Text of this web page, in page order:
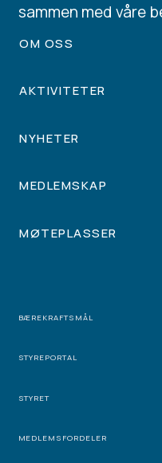
sammen med våre
OM OSS
AKTIVITETER
NYHETER
MEDLEMSKAP
MØTEPLASSER
BÆREKRAFTSMÅL
STYREPORTAL
STYRET
MEDLEMSFORDELER